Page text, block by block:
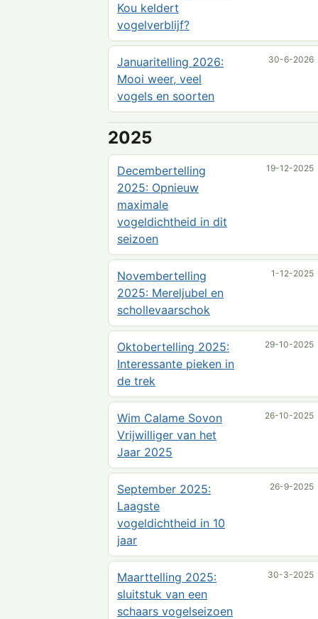
Kou keldert
vogelverblijf?
Januaritelling 2026:
Mooi weer, veel
vogels en soorten
30-6-2026
2025
Decembertelling
2025: Opnieuw
maximale
vogeldichtheid in dit
seizoen
19-12-2025
Novembertelling
2025: Mereljubel en
schollevaarschok
1-12-2025
Oktobertelling 2025:
Interessante pieken in
de trek
29-10-2025
Wim Calame Sovon
Vrijwilliger van het
Jaar 2025
26-10-2025
September 2025:
Laagste
vogeldichtheid in 10
jaar
26-9-2025
Maarttelling 2025:
sluitstuk van een
schaars vogelseizoen
30-3-2025